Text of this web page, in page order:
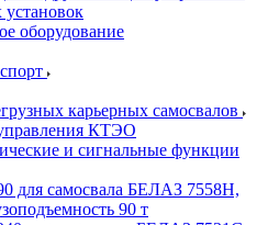
оборудование
карьерных самосвалов
КТЭО
и сигнальные функции
для самосвала БЕЛАЗ 7558H,
90 т